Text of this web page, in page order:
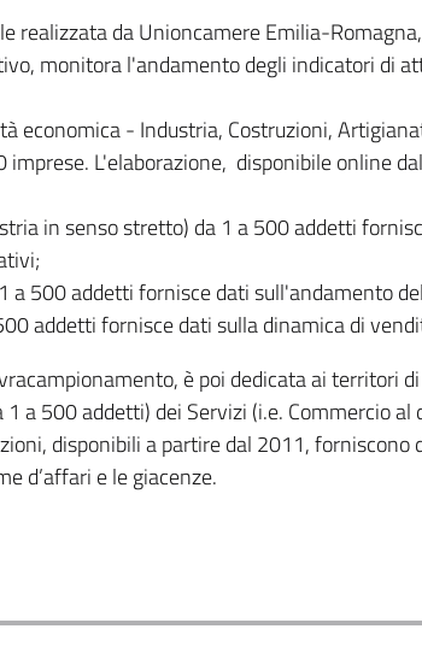
realizzata da Unioncamere Emilia-
monitora l'andamento degli indicatori di
economica - Industria, Costruzioni,
L'elaborazione, disponibile online
in senso stretto) da 1 a 500 addetti
a 500 addetti fornisce dati sull'andamento
addetti fornisce dati sulla dinamica di
è poi dedicata ai territori
a 500 addetti) dei Servizi (i.e. Commercio al
disponibili a partire dal 2011, forniscono
d’affari e le giacenze.